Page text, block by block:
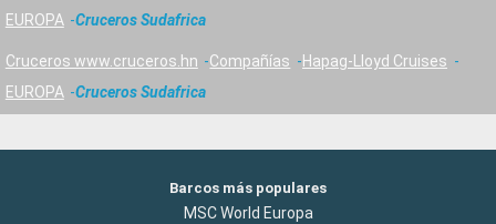
EUROPA
Cruceros Sudafrica
Cruceros www.cruceros.hn Compañías
Hapag-Lloyd Cruises
EUROPA
Cruceros Sudafrica
Barcos más populares
MSC World Europa